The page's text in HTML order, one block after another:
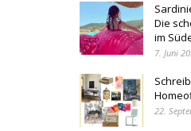
Die
im
7. Juni
22.